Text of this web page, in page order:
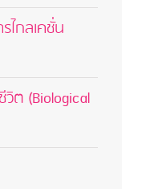
ไกลเคชั่น
ต (Biological